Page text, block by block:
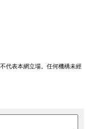
代表本網立場。任何機構未經